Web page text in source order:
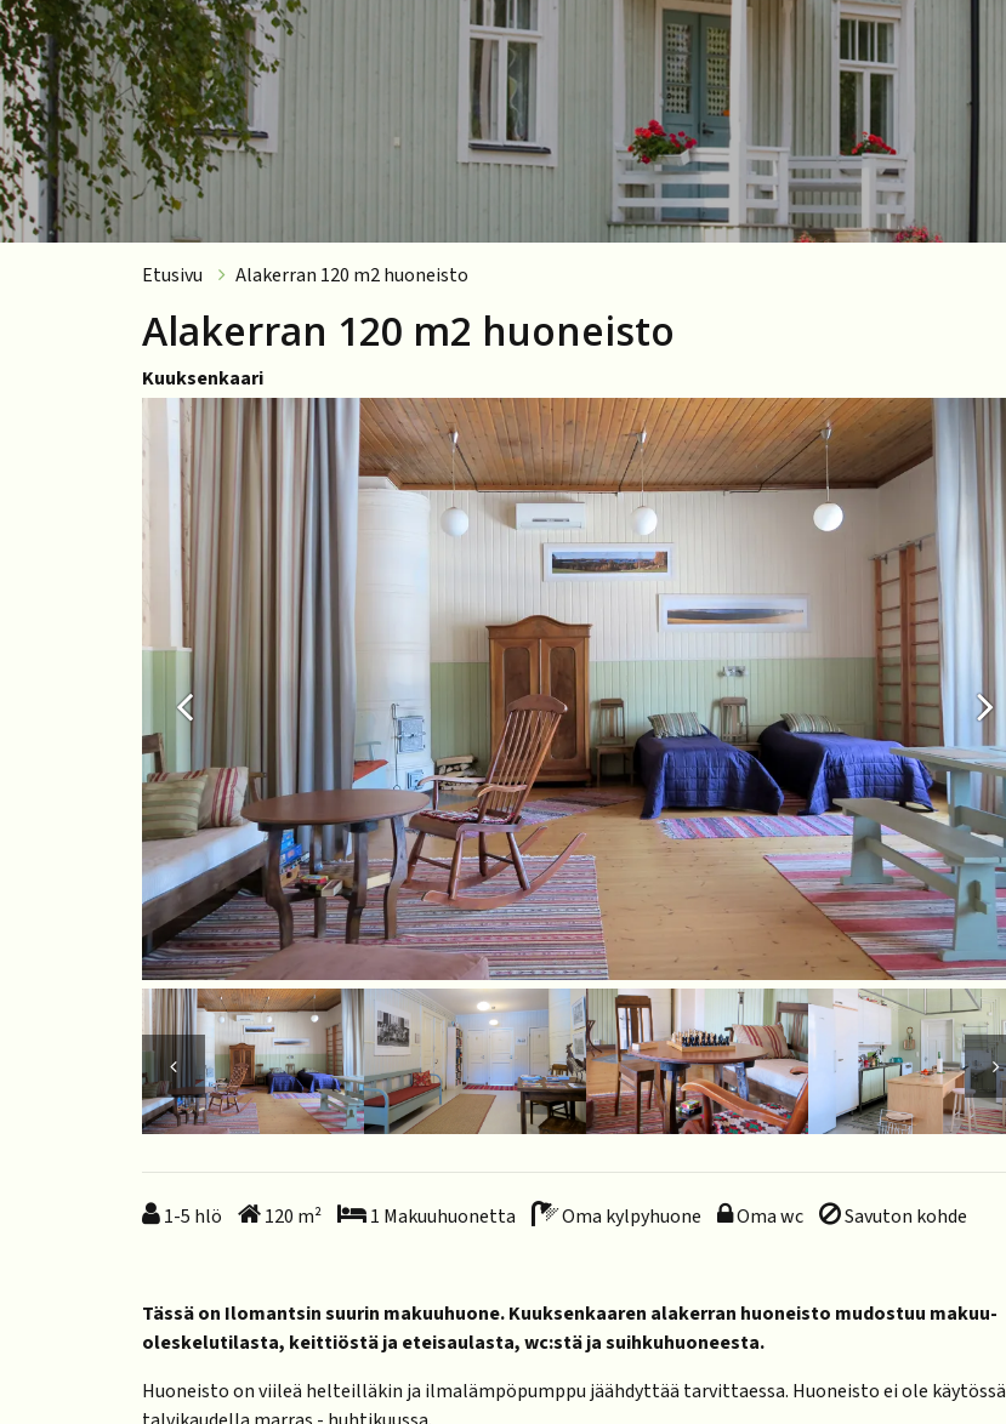
Etusivu Alakerran 120 m2 huoneisto
Alakerran 120 m2 huoneisto
Kuuksenkaari
1-5 hlö 120 m² 1 Makuuhuonetta Oma kylpyhuone Oma wc Savuton kohde
Tässä on Ilomantsin suurin makuuhuone. Kuuksenkaaren alakerran huoneisto mudostuu makuu-
oleskelutilasta, keittiöstä ja eteisaulasta, wc:stä ja suihkuhuoneesta.
Huoneisto on viileä helteilläkin ja ilmalämpöpumppu jäähdyttää tarvittaessa. Huoneisto ei ole käytössä